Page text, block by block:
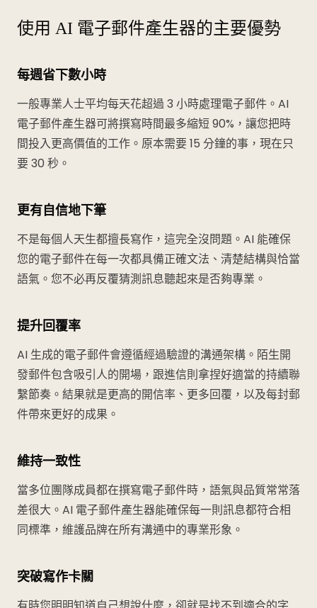
使用 AI 電子郵件產生器的主要優勢
每週省下數小時
一般專業人士平均每天花超過 3 小時處理電子郵件。AI
電子郵件產生器可將撰寫時間最多縮短 90%，讓您把時
間投入更高價值的工作。原本需要 15 分鐘的事，現在只
要 30 秒。
更有自信地下筆
不是每個人天生都擅長寫作，這完全沒問題。AI 能確保
您的電子郵件在每一次都具備正確文法、清楚結構與恰當
語氣。您不必再反覆猜測訊息聽起來是否夠專業。
提升回覆率
AI 生成的電子郵件會遵循經過驗證的溝通架構。陌生開
發郵件包含吸引人的開場，跟進信則拿捏好適當的持續聯
繫節奏。結果就是更高的開信率、更多回覆，以及每封郵
件帶來更好的成果。
維持一致性
當多位團隊成員都在撰寫電子郵件時，語氣與品質常常落
差很大。AI 電子郵件產生器能確保每一則訊息都符合相
同標準，維護品牌在所有溝通中的專業形象。
突破寫作卡關